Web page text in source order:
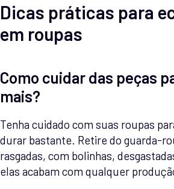
Dicas práticas para
em roupas
Como cuidar das peças
mais?
Tenha cuidado com suas roupas
durar bastante. Retire do guarda-
rasgadas, com bolinhas,
elas acabam com qualquer